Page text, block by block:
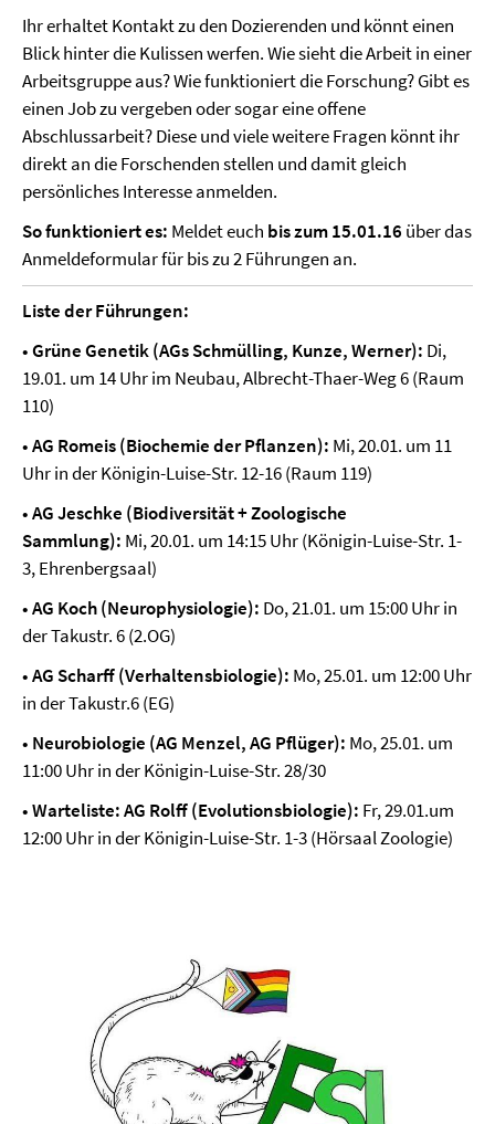
Ihr erhaltet Kontakt zu den Dozierenden und könnt einen
Blick hinter die Kulissen werfen. Wie sieht die Arbeit in einer
Arbeitsgruppe aus? Wie funktioniert die Forschung? Gibt es
einen Job zu vergeben oder sogar eine offene
Abschlussarbeit? Diese und viele weitere Fragen könnt ihr
direkt an die Forschenden stellen und damit gleich
persönliches Interesse anmelden.
So funktioniert es: Meldet euch bis zum 15.01.16 über das
Anmeldeformular für bis zu 2 Führungen an.
Liste der Führungen:
• Grüne Genetik (AGs Schmülling, Kunze, Werner): Di,
19.01. um 14 Uhr im Neubau, Albrecht-Thaer-Weg 6 (Raum
110)
• AG Romeis (Biochemie der Pflanzen): Mi, 20.01. um 11
Uhr in der Königin-Luise-Str. 12-16 (Raum 119)
• AG Jeschke (Biodiversität + Zoologische
Sammlung): Mi, 20.01. um 14:15 Uhr(Königin-Luise-Str. 1-
3, Ehrenbergsaal)
• AG Koch (Neurophysiologie): Do, 21.01. um 15:00 Uhr in
der Takustr. 6 (2.OG)
• AG Scharff (Verhaltensbiologie): Mo, 25.01. um 12:00 Uhr
in der Takustr.6 (EG)
• Neurobiologie (AG Menzel, AG Pflüger): Mo, 25.01. um
11:00 Uhr in der Königin-Luise-Str. 28/30
• Warteliste: AG Rolff (Evolutionsbiologie): Fr, 29.01.um
12:00 Uhr in der Königin-Luise-Str. 1-3 (Hörsaal Zoologie)